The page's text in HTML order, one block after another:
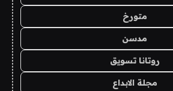
متورخ
مدسن
روتانا تسويق
مجلة الابداع